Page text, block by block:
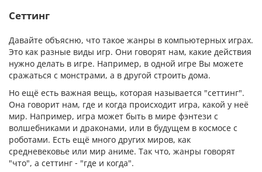
Сеттинг
Давайте объясню, что такое жанры в компьютерных играх.
Это как разные виды игр. Они говорят нам, какие действия
нужно делать в игре. Например, в одной игре Вы можете
сражаться с монстрами, а в другой строить дома.
Но ещё есть важная вещь, которая называется "сеттинг".
Она говорит нам, где и когда происходит игра, какой у неё
мир. Например, игра может быть в мире фэнтези с
волшебниками и драконами, или в будущем в космосе с
роботами. Есть ещё много других миров, как
средневековье или мир аниме. Так что, жанры говорят
"что", а сеттинг - "где и когда".